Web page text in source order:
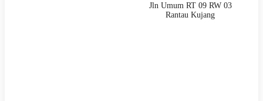
Jln Umum RT 09 RW 03
Rantau Kujang